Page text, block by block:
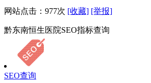
网站点击： 977次 [收藏] [举报]
​黔东南恒生医院SEO指标查询
SEO查询